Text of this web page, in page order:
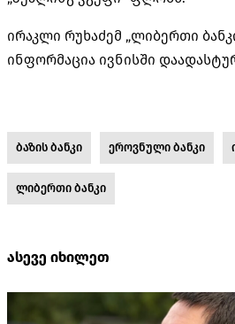
ირაკლი რუხაძემ „ლიბერთი
ინფორმაცია ივნისში
ბაზის ბანკი ეროვნული ბანკი
ლიბერთი ბანკი
ასევე იხილეთ